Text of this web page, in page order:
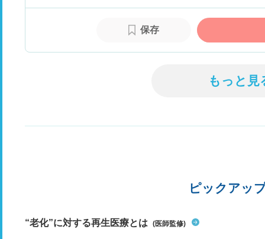
保存
もっと見
ピックアッ
“老化”に対する再生医療とは (医師監修)